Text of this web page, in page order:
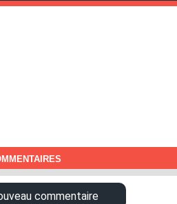
commentaire